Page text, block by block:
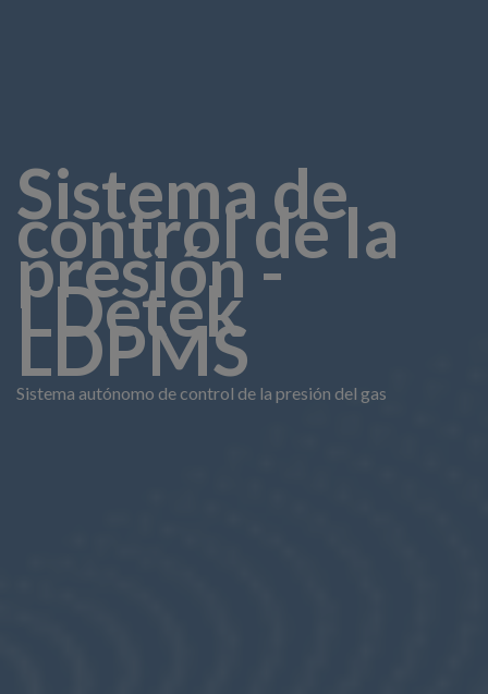
Sistema de
control de la
presión -
LDetek
LDPMS
Sistema autónomo de control de la presión del gas